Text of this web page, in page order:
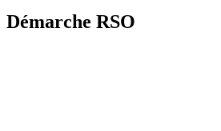
Démarche RSO